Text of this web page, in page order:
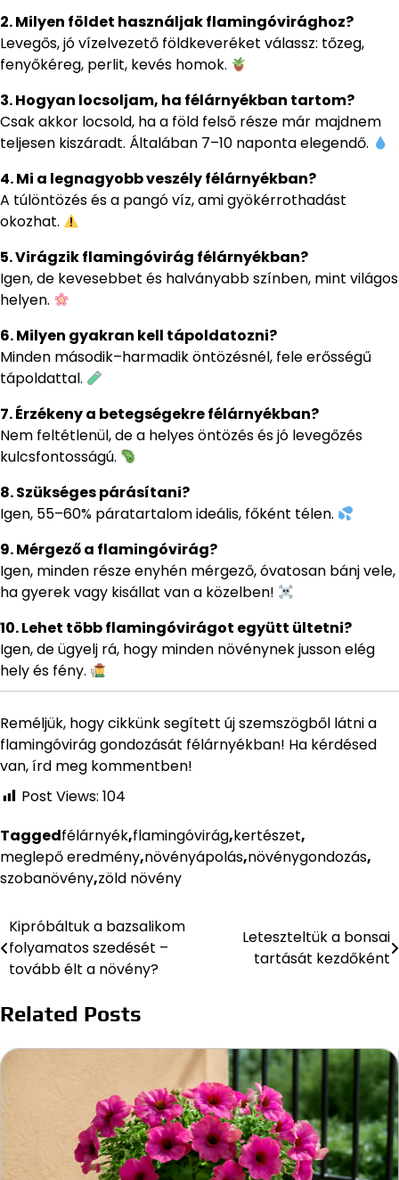
2. Milyen földet használjak flamingóvirághoz?
Levegős, jó vízelvezető földkeveréket válassz: tőzeg,
fenyőkéreg, perlit, kevés homok.
3. Hogyan locsoljam, ha félárnyékban tartom?
Csak akkor locsold, ha a föld felső része már majdnem
teljesen kiszáradt. Általában 7–10 naponta elegendő.
4. Mi a legnagyobb veszély félárnyékban?
A túlöntözés és a pangó víz, ami gyökérrothadást
okozhat.
5. Virágzik flamingóvirág félárnyékban?
Igen, de kevesebbet és halványabb színben, mint világos
helyen.
6. Milyen gyakran kell tápoldatozni?
Minden második–harmadik öntözésnél, fele erősségű
tápoldattal.
7. Érzékeny a betegségekre félárnyékban?
Nem feltétlenül, de a helyes öntözés és jó levegőzés
kulcsfontosságú.
8. Szükséges párásítani?
Igen, 55–60% páratartalom ideális, főként télen.
9. Mérgező a flamingóvirág?
Igen, minden része enyhén mérgező, óvatosan bánj vele,
ha gyerek vagy kisállat van a közelben!
10. Lehet több flamingóvirágot együtt ültetni?
Igen, de ügyelj rá, hogy minden növénynek jusson elég
hely és fény.
Reméljük, hogy cikkünk segített új szemszögből látni a
flamingóvirág gondozását félárnyékban! Ha kérdésed
van, írd meg kommentben!
Post Views: 104
Taggedfélárnyék,flamingóvirág,kertészet,
meglepő eredmény,növényápolás,növénygondozás,
szobanövény,zöld növény
Bejegyzés
navigáció
Kipróbáltuk a bazsalikom
folyamatos szedését –
tovább élt a növény?
Leteszteltük a bonsai
tartását kezdőként
Related Posts